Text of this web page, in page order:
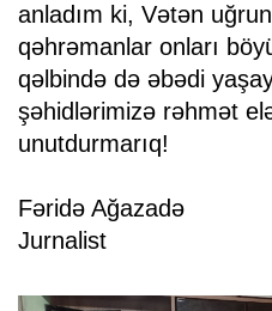
anladım ki, Vətən
qəhrəmanlar onları
qəlbində də əbədi
şəhidlərimizə rəhmət
unutdurmarıq!
Fəridə Ağazadə
Jurnalist